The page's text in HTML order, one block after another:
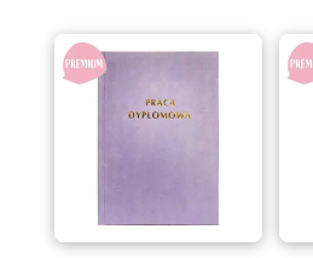
od
39,00 zł